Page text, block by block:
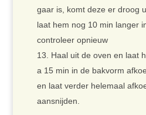
gaar is, komt deze er droog
laat hem nog 10 min langer
controleer opnieuw
Haal uit de oven en laat
a 15 min in de bakvorm
en laat verder helemaal
aansnijden.